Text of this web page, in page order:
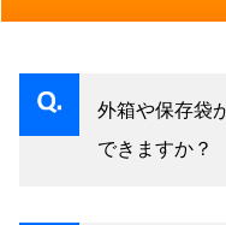
外箱や保存袋
できますか？